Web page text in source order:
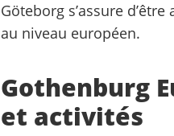
Göteborg s’assure
au niveau européen.
Gothenburg
et activités